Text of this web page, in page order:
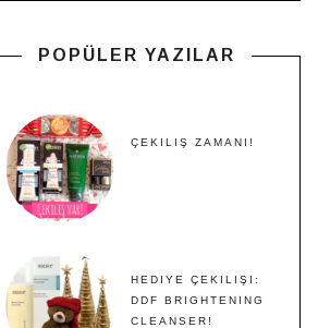
POPÜLER YAZILAR
ÇEKILIŞ ZAMANI!
HEDIYE ÇEKILIŞI:
DDF BRIGHTENING
CLEANSER!